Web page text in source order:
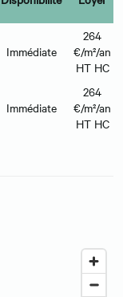
Immédiate
264
€/m²/an
HT HC
Immédiate
264
€/m²/an
HT HC